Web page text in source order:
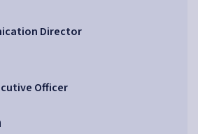
Director
Officer